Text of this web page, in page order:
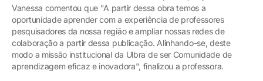
Vanessa comentou que "A partir dessa obra temos a
oportunidade aprender com a experiência de professores
pesquisadores da nossa região e ampliar nossas redes de
colaboração a partir dessa publicação. Alinhando-se, deste
modo a missão institucional da Ulbra de ser Comunidade de
aprendizagem eficaz e inovadora", finalizou a professora.